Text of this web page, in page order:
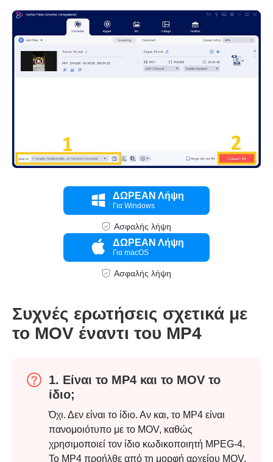
Βήμα 2.
ΔΩΡΕΑΝ Λήψη
Για Windows
Ασφαλής λήψη
ΔΩΡΕΑΝ Λήψη
Για macOS
Ασφαλής λήψη
Συχνές ερωτήσεις σχετικά με
το MOV έναντι του MP4
1. Είναι το MP4 και το MOV το
ίδιο;
Όχι. Δεν είναι το ίδιο. Αν και, το MP4 είναι
πανομοιότυπο με το MOV, καθώς
χρησιμοποιεί τον ίδιο κωδικοποιητή MPEG-4.
Το MP4 προήλθε από τη μορφή αρχείου MOV.